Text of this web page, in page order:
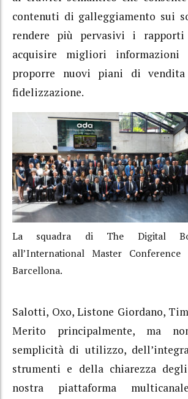
contenuti di galleggiamento sui
rendere più pervasivi i
acquisire migliori
proporre nuovi piani di
fidelizzazione.
La squadra di The Digital
all’International Master Conference
Barcellona.
Salotti, Oxo, Listone Giordano,
Merito principalmente, ma
semplicità di utilizzo,
strumenti e della chiarezza
nostra piattaforma